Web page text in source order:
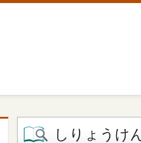
しりょうけ